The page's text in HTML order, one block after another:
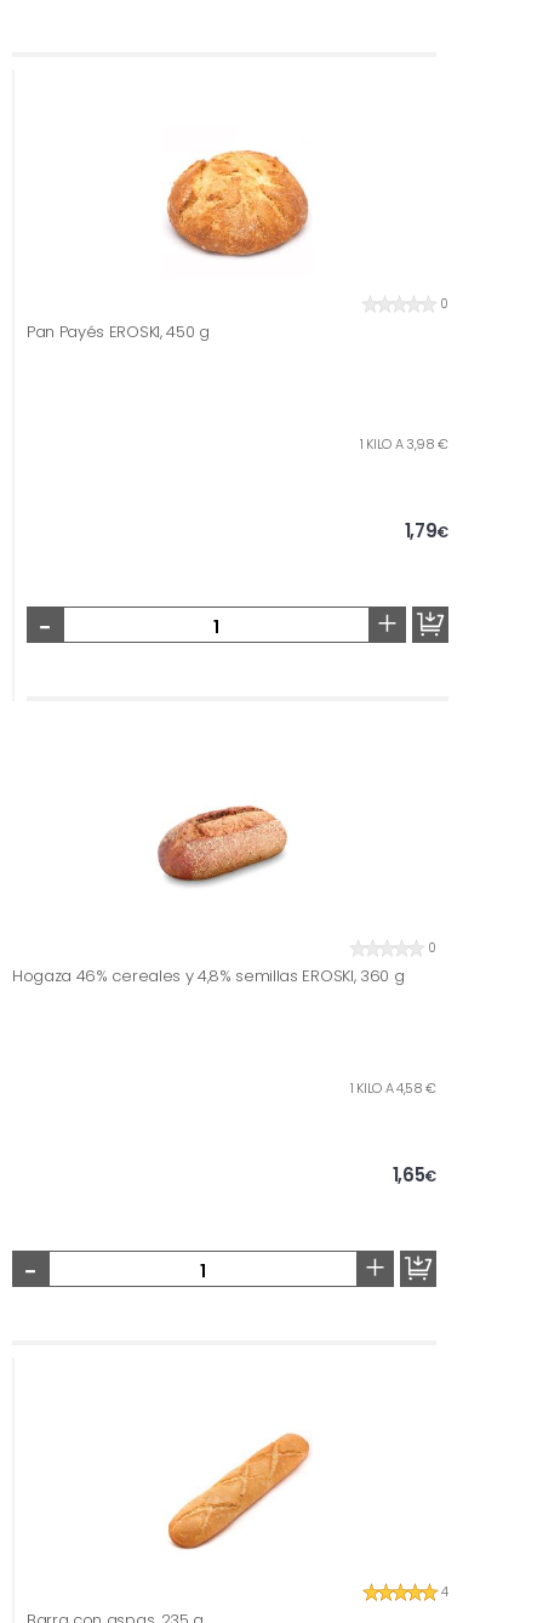
0
Pan Payés EROSKI, 450 g
1 KILO A 3,98 €
1,79€
- +
0
Hogaza 46% cereales y 4,8% semillas EROSKI, 360 g
1 KILO A 4,58 €
1,65€
- +
4